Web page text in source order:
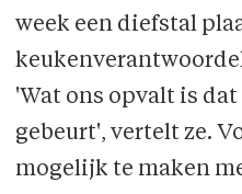
Stuur een berichtje
of contacteer ons op
week een diefstal
'Wat ons opvalt is
gebeurt', vertelt ze.
mogelijk te maken